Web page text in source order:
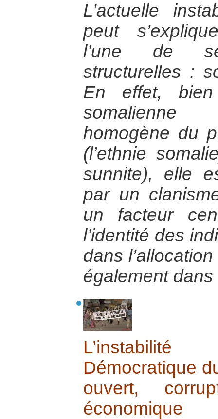
L’actuelle
peut
l’une de
structurelles :
En effet,
somalienne
homogène du
(l’ethnie
sunnite), elle
par un
un facteur
l’identité des
dans
également
Démocratique
ouvert,
économique